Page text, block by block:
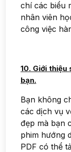
chí các biểu
nhân viên
công việc
10. Giới
bạn.
Bạn không
các dịch vụ
đẹp mà bạn
phim hướng
PDF có thể